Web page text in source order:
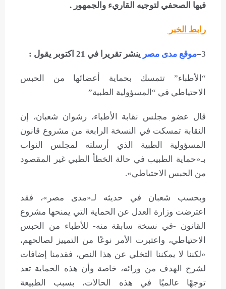
فيها الصحفي لتوجيه القاريء والجمهور .
رابط الخبر
3
–موقع مدى مصر ينشر تقريرا في 21 اكتوبر يقول :
“الأطباء” تتمسك بحماية أعضائها من الحبس
الاحتياطي في “المسؤولية الطبية”
قال عضو مجلس نقابة الأطباء، رشوان شعبان، إن
النقابة تمسكت في النسخة الرابعة من مشروع قانون
المسؤولية الطبية الذي أرسلته لمجلس النواب
بـ«حماية الطبيب في حالة الخطأ الطبي غير المقصود
من الحبس الاحتياطي».
وبحسب شعبان في حديثه لـ«مدى مصر»، فقد
اعترضت وزارة العدل عن الحماية التي يمنحها مشروع
القانون -في نسخة سابقة منه- للأطباء من الحبس
الاحتياطي، واعتبرت الأمر نوعًا من التمييز لصالحهم،
«لكننا لا يمكننا التخلي عن هذا النص، فقدمنا إضافات
لشرح الهدف من ورائه، خاصة وأن هذه الحماية تعد
توجهًا عالميًا في هذه الحالات، بسبب الطبيعة